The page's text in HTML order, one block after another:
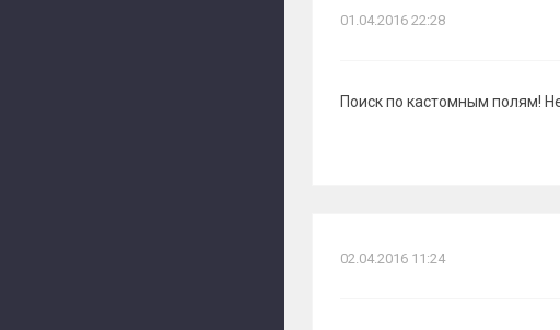
01.04.2016 22:28
Поиск по кастомным полям!
02.04.2016 11:24